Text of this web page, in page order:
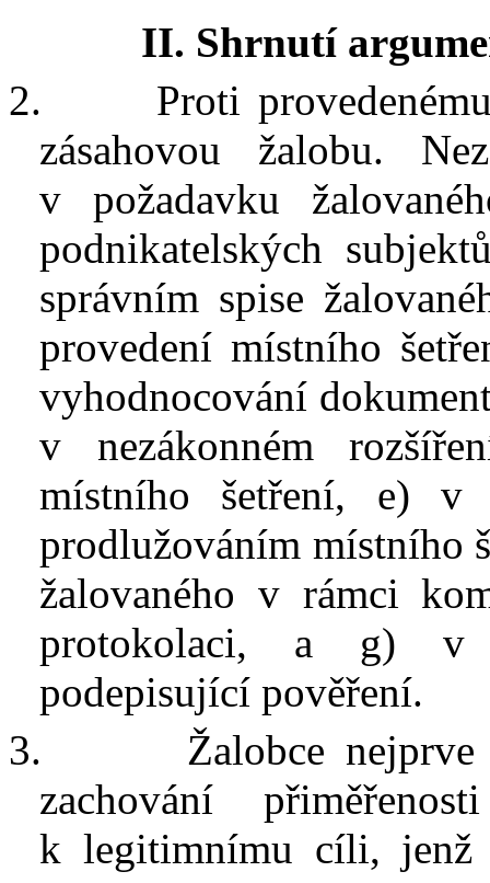
II. Shrnutí
2.
Proti
zásahovou žalobu.
v
požadavku
podnikatelských
správním spise
provedení místního
vyhodnocování
v
nezákonném
místního šetření, e) v
prodlužováním místního
žalovaného v rámci
protokolaci, a g)
v
podepisující pověření.
3.
Žalobce
zachování přiměřenosti
k legitimnímu cíli, jenž